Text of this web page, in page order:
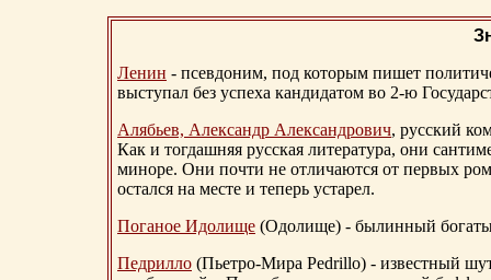
Ленин - псевдоним, под которым пишет
выступал без успеха кандидатом во 2-ю
Алябьев, Александр Александрович, русский
Как и тогдашняя русская литература, они
миноре. Они почти не отличаются от первых
остался на месте и теперь устарел.
Поганое Идолище (Одолище) - былинный
Педрилло (Пьетро-Мира Pedrillo) - известный